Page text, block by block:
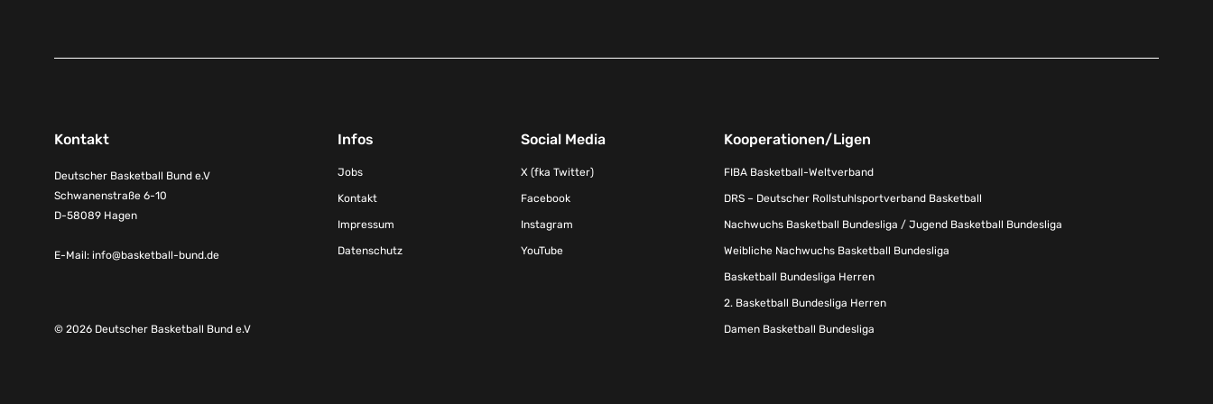
Kontakt
Deutscher Basketball Bund e.V
Schwanenstraße 6-10
D-58089 Hagen
E-Mail: info@basketball-bund.de
Infos
Jobs
Kontakt
Impressum
Datenschutz
Social Media
X (fka Twitter)
Facebook
Instagram
YouTube
Kooperationen/Ligen
FIBA Basketball-Weltverband
DRS – Deutscher Rollstuhlsportverband Basketball
Nachwuchs Basketball Bundesliga / Jugend Basketball Bundesliga
Weibliche Nachwuchs Basketball Bundesliga
Basketball Bundesliga Herren
2. Basketball Bundesliga Herren
Damen Basketball Bundesliga
© 2026 Deutscher Basketball Bund e.V